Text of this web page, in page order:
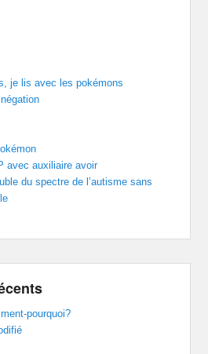
je lis avec les pokémons
avec auxiliaire avoir
du spectre de l’autisme sans
pourquoi?